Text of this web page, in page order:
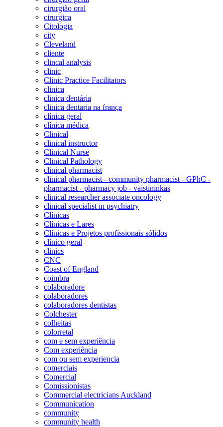
cirurgião oral
cirurgica
Citologia
city
Cleveland
cliente
clincal analysis
clinic
Clinic Practice Facilitators
clinica
clinica dentária
clinica dentaria na frança
clínica geral
clínica médica
Clinical
clinical instructor
Clinical Nurse
Clinical Pathology
clinical pharmacist
clinical pharmacist - community pharmacist - GPhC -
pharmacist - pharmacy job - vaistininkas
clinical researcher associate oncology
clinical specialist in psychiatry
Clínicas
Clínicas e Lares
Clínicas e Projetos profissionais sólidos
clínico geral
clinics
CNC
Coast of England
coimbra
colaboradore
colaboradores
colaboradores dentistas
Colchester
colheitas
colorretal
com e sem experiência
Com experiência
com ou sem experiencia
comerciais
Comercial
Comissionistas
Commercial electricians Auckland
Communication
community
community health